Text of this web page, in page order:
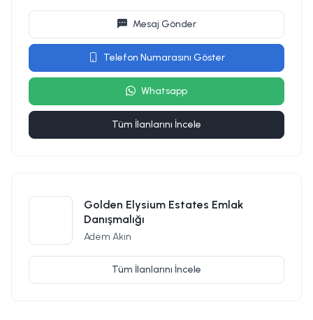
Mesaj Gönder
Telefon Numarasını Göster
Whatsapp
Tüm İlanlarını İncele
Golden Elysium Estates Emlak
Danışmalığı
Adem Akın
Tüm İlanlarını İncele